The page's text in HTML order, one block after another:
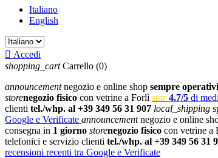
Italiano
English
 Accedi
shopping_cart Carrello (0)
announcementnegozio e online shop sempre operativi
storenegozio fisico con vetrine a Forlì star 4.7/5 di
clienti tel./whp. al +39 349 56 31 907 local_shipping
Google e Verificate announcementnegozio e online
consegna in 1 giorno storenegozio fisico con vetrine a
telefonici e servizio clienti tel./whp. al +39 349 56 31
recensioni recenti tra Google e Verificate